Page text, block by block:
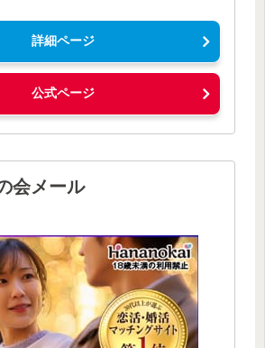
詳細ページ
公式ページ
会メール